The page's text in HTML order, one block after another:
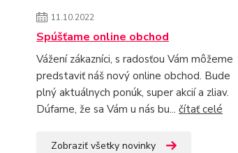
11.10.2022
Spúšťame online obchod
Vážení zákazníci, s radosťou Vám môžeme
predstaviť náš nový online obchod. Bude
plný aktuálnych ponúk, super akcií a zliav.
Dúfame, že sa Vám u nás bu... čítať celé
Zobraziť všetky novinky